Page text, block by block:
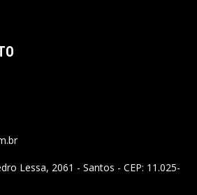
Lessa, 2061 - Santos - CEP: 11.025-